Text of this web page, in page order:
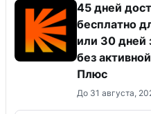
45 дней
бесплатно
или 30 дней
без
Плюс
До 31 августа,